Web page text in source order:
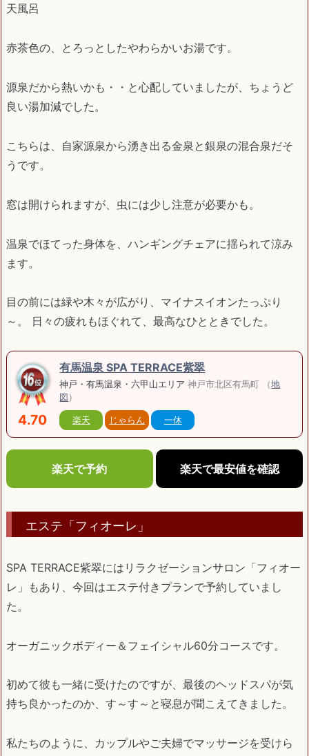
天風呂
赤茶色の、とろっとしたやわらかいお湯です。
源泉だから熱いかも・・と心配していましたが、ちょうど
良い湯加減でした。
こちらは、自家源泉から湧き出る金泉と銀泉の混合泉だそ
うです。
窓は開けられますが、虫には少し注意が必要かも。
温泉でほてった身体を、ハンギングチェアに揺られて涼み
ます。
目の前には緑や木々が広がり、マイナスイオンたっぷり
～。 日々の疲れもほぐれて、最高なひとときでした。
4.70
有馬温泉 SPA TERRACE紫翠
神戸・有馬温泉・六甲山エリア神戸市北区有馬町 （地
図）
楽天 じゃらん 一休
楽天で予約 楽天で最安値を確認
エステ「フィオーレ」
SPA TERRACE紫翠にはリラクゼーションサロン「フィオー
レ」もあり、今回はエステ付きプランで予約していまし
た。
オーガニックボディー＆フェイシャル60分コースです。
初めて彼も一緒に受けたのですが、最後のヘッドスパが気
持ち良かったのか、す～す～と寝息が聞こえてきました。
私たちのように、カップルやご夫婦でマッサージを受けら